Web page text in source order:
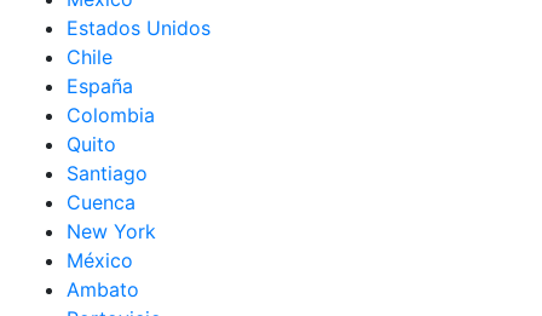
Estados Unidos
Chile
España
Colombia
Quito
Santiago
Cuenca
New York
México
Ambato